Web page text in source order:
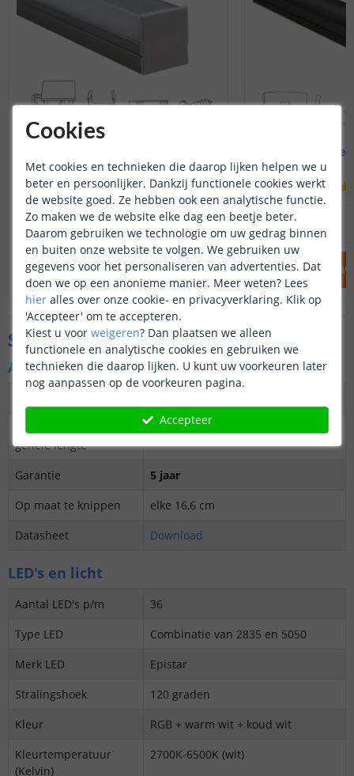
19 mm - compleet 1M
(8 reviews)
OP VOORRAAD 14,95
IN WINKELWAGEN
3M -
Opbouw -
OP VOORRAAD
IN
Specificaties
Algemene kenmerken
3M plakstrip over de
gehele lengte
Garantie
5 jaar
Op maat te knippen
elke 16,6 cm
Datasheet
Download
LED's en licht
Aantal LED's p/m
36
Type LED
Combinatie van 2835 en 5050
Merk LED
Epistar
Stralingshoek
120 graden
Kleur
RGB + warm wit + koud wit
Kleurtemperatuur
(Kelvin)
2700K-6500K (wit)
Cookies
Met cookies en technieken die daarop lijken helpen we u
beter en persoonlijker. Dankzij functionele cookies werkt
de website goed. Ze hebben ook een analytische functie.
Zo maken we de website elke dag een beetje beter.
Daarom gebruiken we technologie om uw gedrag binnen
en buiten onze website te volgen. We gebruiken uw
gegevens voor het personaliseren van advertenties. Dat
doen we op een anonieme manier. Meer weten? Lees
hier alles over onze cookie- en privacyverklaring. Klik op
'Accepteer' om te accepteren.
Kiest u voor weigeren? Dan plaatsen we alleen
functionele en analytische cookies en gebruiken we
technieken die daarop lijken. U kunt uw voorkeuren later
nog aanpassen op de voorkeuren pagina.
Accepteer